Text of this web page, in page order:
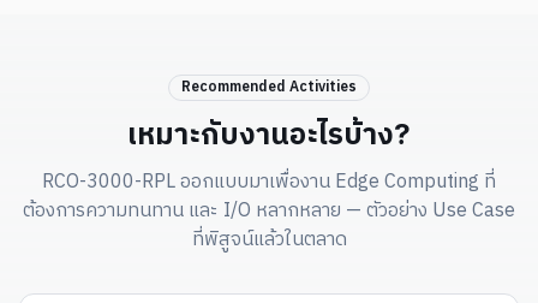
Recommended Activities
เหมาะกับงานอะไรบ้าง?
RCO-3000-RPL ออกแบบมาเพื่องาน Edge Computing ที่
ต้องการความทนทาน และ I/O หลากหลาย — ตัวอย่าง Use Case
ที่พิสูจน์แล้วในตลาด